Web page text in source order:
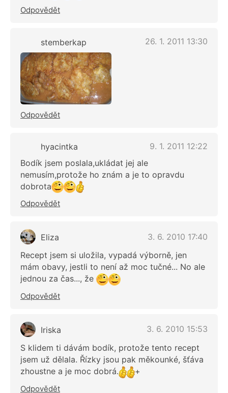
Odpovědět
stemberkap 26. 1. 2011 13:30
Odpovědět
hyacintka
9. 1. 2011 12:22
Bodík jsem poslala,ukládat jej ale
nemusím,protože ho znám a je to opravdu
dobrota
Odpovědět
Eliza
3. 6. 2010 17:40
Recept jsem si uložila, vypadá výborně, jen
mám obavy, jestli to není až moc tučné... No ale
jednou za čas..., že
Odpovědět
Iriska
3. 6. 2010 15:53
S klidem ti dávám bodík, protože tento recept
jsem už dělala. Řízky jsou pak měkounké, šťáva
zhoustne a je moc dobrá.
+
Odpovědět